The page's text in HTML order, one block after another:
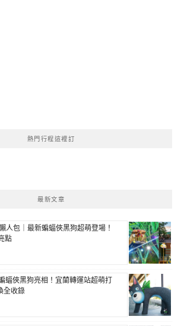
熱門行程這裡訂
最新文章
人包｜最新蝙蝠俠黑狗超萌登場！
點
蝠俠黑狗亮相！宜蘭轉運站超萌打
全收錄